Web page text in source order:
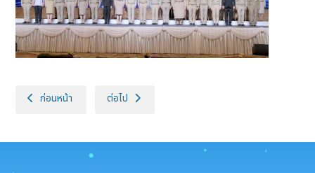
เนื้อหาก่อนหน้า: รอธ.มนัสฯ เป็นประธานการประชุมคณะกรรมการประเมิ
ก่อนหน้า เนื้อหาถัดไป: ประชุมคณะกรรมการบริหารและจัดหาร
ต่อไป